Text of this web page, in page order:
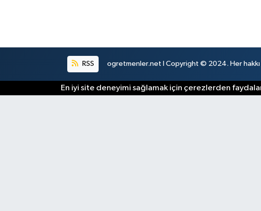
RSS ogretmenler.net I Copyright © 2024. Her hakkı
En iyi site deneyimi sağlamak için çerezlerden